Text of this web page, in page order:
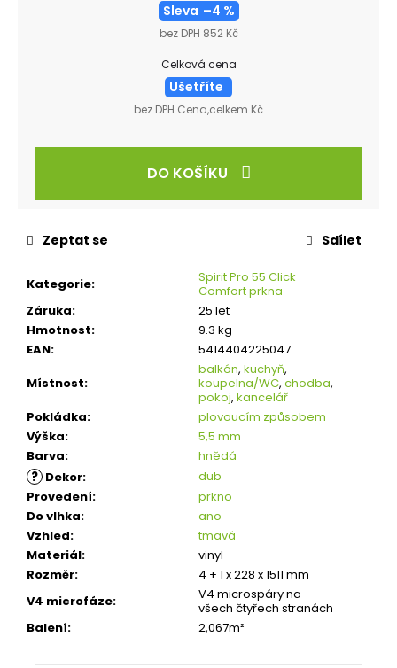
Sleva –4 %
bez DPH 852 Kč
Celková cena
Ušetříte
bez DPH Cena,celkem Kč
DO KOŠÍKU
Kategorie:
Spirit Pro 55 Click
Comfort prkna
Záruka:
25 let
Hmotnost:
9.3 kg
EAN:
5414404225047
Místnost:
balkón, kuchyň,
koupelna/WC, chodba,
pokoj, kancelář
Pokládka:
plovoucím způsobem
Výška:
5,5 mm
Barva: hnědá
? Dekor:
dub
Provedení:
prkno
Do vlhka:
ano
Vzhled:
tmavá
Materiál:
vinyl
Rozměr:
4 + 1 x 228 x 1511 mm
V4 microfáze:
V4 microspáry na
všech čtyřech stranách
Balení: 2,067m²
Zeptat se Sdílet